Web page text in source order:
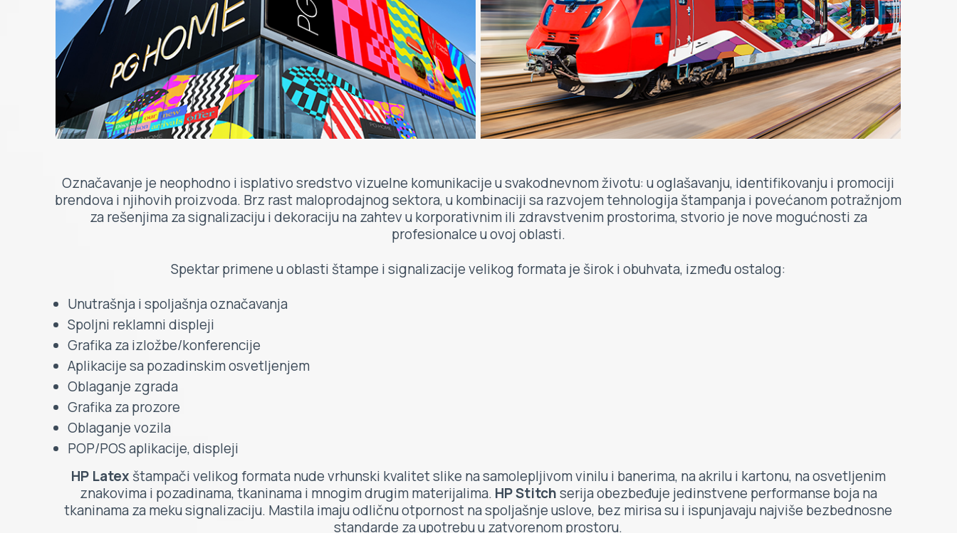
Označavanje je neophodno i isplativo sredstvo vizuelne komunikacije u svakodnevnom životu: u oglašavanju, identifikovanju i promociji
brendova i njihovih proizvoda. Brz rast maloprodajnog sektora, u kombinaciji sa razvojem tehnologija štampanja i povećanom potražnjom
za rešenjima za signalizaciju i dekoraciju na zahtev u korporativnim ili zdravstvenim prostorima, stvorio je nove mogućnosti za
profesionalce u ovoj oblasti.
Spektar primene u oblasti štampe i signalizacije velikog formata je širok i obuhvata, između ostalog:
Unutrašnja i spoljašnja označavanja
Spoljni reklamni displeji
Grafika za izložbe/konferencije
Aplikacije sa pozadinskim osvetljenjem
Oblaganje zgrada
Grafika za prozore
Oblaganje vozila
POP/POS aplikacije, displeji
HP Latex štampači velikog formata nude vrhunski kvalitet slike na samolepljivom vinilu i banerima, na akrilu i kartonu, na osvetljenim
znakovima i pozadinama, tkaninama i mnogim drugim materijalima. HP Stitchserija obezbeđuje jedinstvene performanse boja na
tkaninama za meku signalizaciju. Mastila imaju odličnu otpornost na spoljašnje uslove, bez mirisa su i ispunjavaju najviše bezbednosne
standarde za upotrebu u zatvorenom prostoru.